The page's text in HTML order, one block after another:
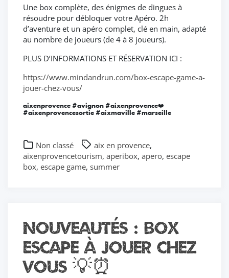
Une box complète, des énigmes de dingues à
résoudre pour débloquer votre Apéro. 2h
d’aventure et un apéro complet, clé en main, adapté
au nombre de joueurs (de 4 à 8 joueurs).
PLUS D’INFORMATIONS ET RÉSERVATION ICI :
https://www.mindandrun.com/box-escape-game-a-
jouer-chez-vous/
aixenprovence #avignon #aixenprovence❤️
#aixenprovencesortie #aixmaville #marseille
Non classé aix en provence,
aixenprovencetourism, aperibox, apero, escape
box, escape game, summer
nouveautés : BOX
ESCAPE À JOUER CHEZ
VOUS 💡⏰